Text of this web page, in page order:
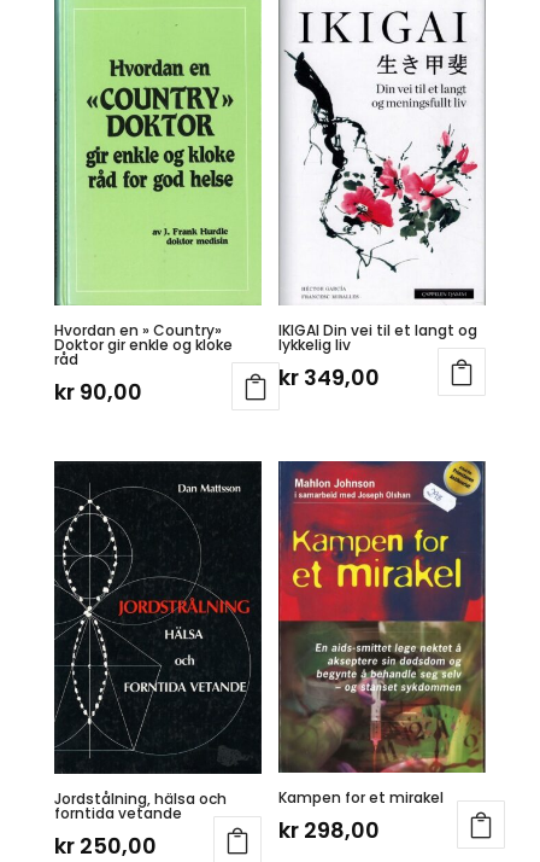
Hvordan en » Country»
Doktor gir enkle og kloke
råd
kr90,00
IKIGAI Din vei til et langt og
lykkelig liv
kr 349,00
Jordstålning, hälsa och
forntida vetande
kr250,00
Kampen for et mirakel
kr 298,00